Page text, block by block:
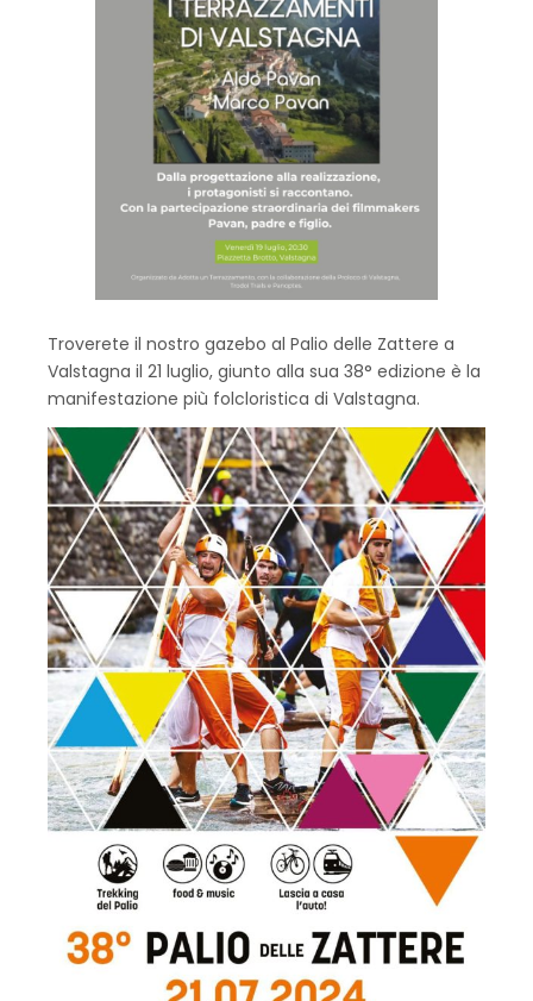
Troverete il nostro gazebo al Palio delle Zattere a
Valstagna il 21 luglio, giunto alla sua 38° edizione è la
manifestazione più folcloristica di Valstagna.